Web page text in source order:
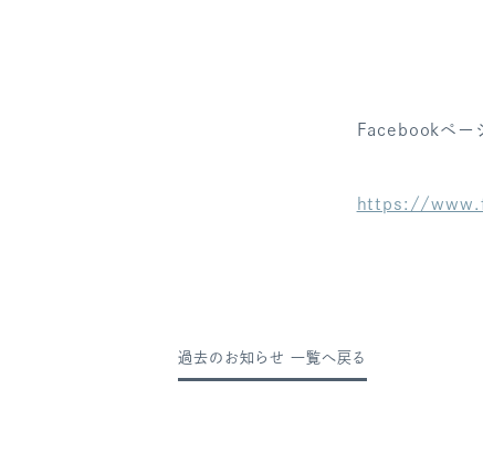
Facebookペー
https://
過去のお知らせ 一覧へ戻る